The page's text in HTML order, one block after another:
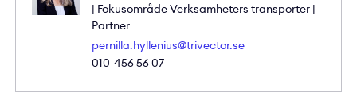
| Fokusområde Verksamheters transporter |
Partner
pernilla.hyllenius@trivector.se
010-456 56 07